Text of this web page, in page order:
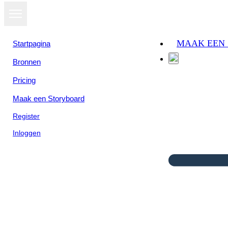
Startpagina
Bronnen
Pricing
Maak een Storyboard
Register
Inloggen
MAAK EEN